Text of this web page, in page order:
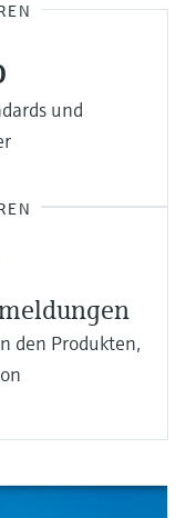
und
den Produkten,